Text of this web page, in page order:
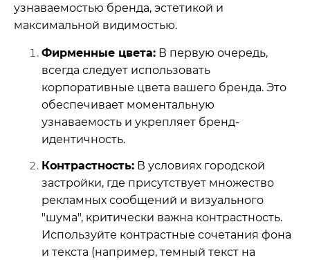
узнаваемостью бренда, эстетикой и
максимальной видимостью.
Фирменные цвета: В первую очередь,
всегда следует использовать
корпоративные цвета вашего бренда. Это
обеспечивает моментальную
узнаваемость и укрепляет бренд-
идентичность.
Контрастность: В условиях городской
застройки, где присутствует множество
рекламных сообщений и визуального
"шума", критически важна контрастность.
Используйте контрастные сочетания фона
и текста (например, темный текст на